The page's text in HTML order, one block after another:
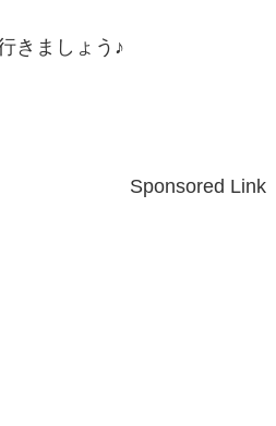
きましょう♪
Sponsored Link